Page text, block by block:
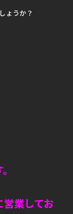
ょうか？
業してお